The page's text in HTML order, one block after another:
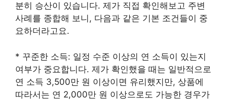
분히 승산이 있습니다. 제가 직접 확인해보고 주변
사례를 종합해 보니, 다음과 같은 기본 조건들이 중
요하더라고요.
* 꾸준한 소득: 일정 수준 이상의 연 소득이 있는지
여부가 중요합니다. 제가 확인했을 때는 일반적으로
연 소득 3,500만 원 이상이면 유리했지만, 상품에
따라서는 연 2,000만 원 이상으로도 가능한 경우가